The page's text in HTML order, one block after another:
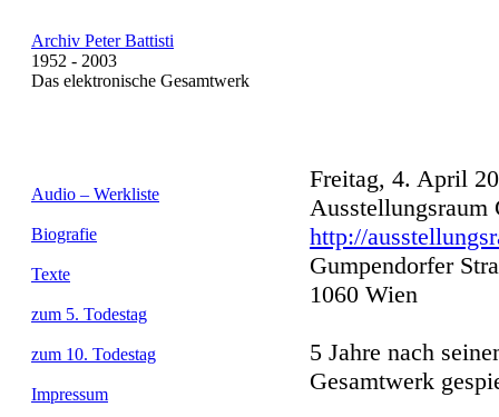
Archiv Peter Battisti
1952 - 2003
Das elektronische Gesamtwerk
Audio – Werkliste
Biografie
Texte
zum 5. Todestag
zum 10. Todestag
Impressum
Freitag, 4. April
Ausstellungsraum
http://
Gumpendorfer
1060 Wien
5 Jahre nach
Gesamtwerk